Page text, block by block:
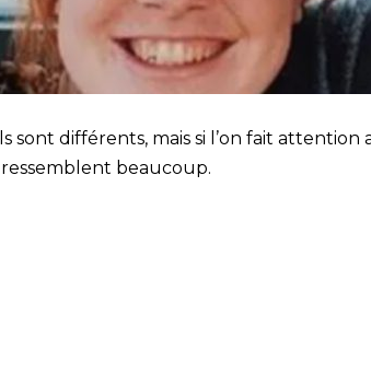
sont différents, mais si l’on fait
ressemblent beaucoup.